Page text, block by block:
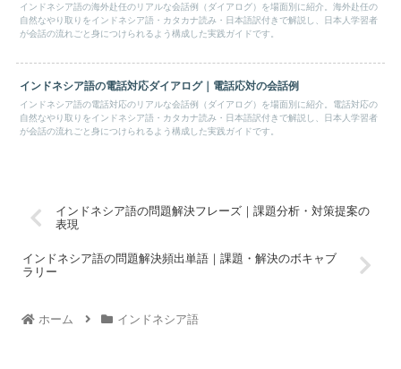
インドネシア語の海外赴任のリアルな会話例（ダイアログ）を場面別に紹介。海外赴任の
自然なやり取りをインドネシア語・カタカナ読み・日本語訳付きで解説し、日本人学習者
が会話の流れごと身につけられるよう構成した実践ガイドです。
インドネシア語の電話対応ダイアログ｜電話応対の会話例
インドネシア語の電話対応のリアルな会話例（ダイアログ）を場面別に紹介。電話対応の
自然なやり取りをインドネシア語・カタカナ読み・日本語訳付きで解説し、日本人学習者
が会話の流れごと身につけられるよう構成した実践ガイドです。
インドネシア語の問題解決フレーズ｜課題分析・対策提案の
表現
インドネシア語の問題解決頻出単語｜課題・解決のボキャブ
ラリー
ホーム インドネシア語